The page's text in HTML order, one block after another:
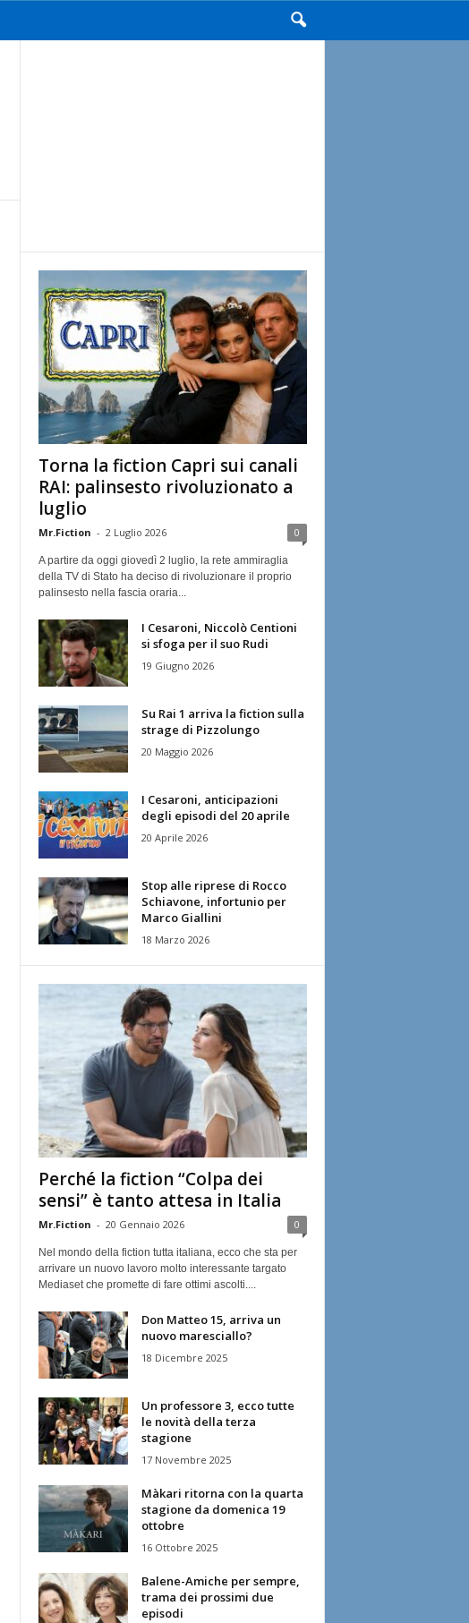
Torna la fiction Capri sui canali
RAI: palinsesto rivoluzionato a
luglio
Mr.Fiction - 2 Luglio 2026 0
A partire da oggi giovedì 2 luglio, la rete ammiraglia
della TV di Stato ha deciso di rivoluzionare il proprio
palinsesto nella fascia oraria...
I Cesaroni, Niccolò Centioni
si sfoga per il suo Rudi
19 Giugno 2026
Su Rai 1 arriva la fiction sulla
strage di Pizzolungo
20 Maggio 2026
I Cesaroni, anticipazioni
degli episodi del 20 aprile
20 Aprile 2026
Stop alle riprese di Rocco
Schiavone, infortunio per
Marco Giallini
18 Marzo 2026
Perché la fiction “Colpa dei
sensi” è tanto attesa in Italia
Mr.Fiction - 20 Gennaio 2026 0
Nel mondo della fiction tutta italiana, ecco che sta per
arrivare un nuovo lavoro molto interessante targato
Mediaset che promette di fare ottimi ascolti....
Don Matteo 15, arriva un
nuovo maresciallo?
18 Dicembre 2025
Un professore 3, ecco tutte
le novità della terza
stagione
17 Novembre 2025
Màkari ritorna con la quarta
stagione da domenica 19
ottobre
16 Ottobre 2025
Balene-Amiche per sempre,
trama dei prossimi due
episodi